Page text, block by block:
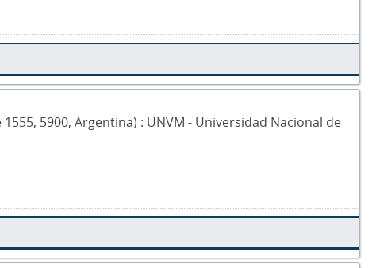
5900, Argentina) : UNVM - Universidad Nacional de